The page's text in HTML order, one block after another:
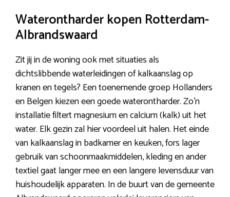
Waterontharder kopen Rotterdam-
Albrandswaard
Zit jij in de woning ook met situaties als
dichtslibbende waterleidingen of kalkaanslag op
kranen en tegels? Een toenemende groep Hollanders
en Belgen kiezen een goede waterontharder. Zo’n
installatie filtert magnesium en calcium (kalk) uit het
water. Elk gezin zal hier voordeel uit halen. Het einde
van kalkaanslag in badkamer en keuken, fors lager
gebruik van schoonmaakmiddelen, kleding en ander
textiel gaat langer mee en een langere levensduur van
huishoudelijk apparaten. In de buurt van de gemeente